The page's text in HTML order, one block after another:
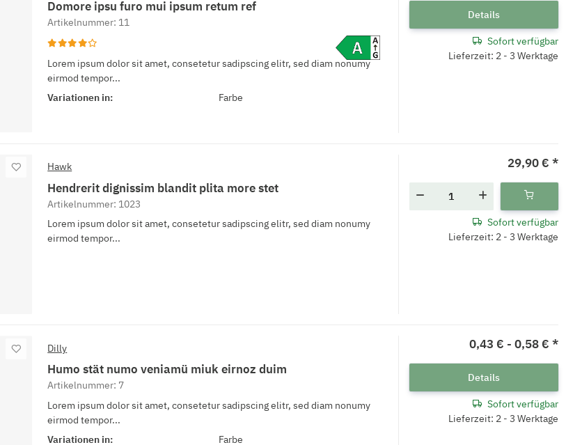
Domore ipsu furo mui ipsum retum ref
Artikelnummer: 11
Lorem ipsum dolor sit amet, consetetur sadipscing elitr, sed diam nonumy
eirmod tempor...
Variationen in:
Farbe
Details
Sofort verfügbar
Lieferzeit: 2 - 3 Werktage
Hawk
Hendrerit dignissim blandit plita more stet
Artikelnummer: 1023
Lorem ipsum dolor sit amet, consetetur sadipscing elitr, sed diam nonumy
eirmod tempor...
29,90 € *
Sofort verfügbar
Lieferzeit: 2 - 3 Werktage
Dilly
Humo stät numo veniamü miuk eirnoz duim
Artikelnummer: 7
Lorem ipsum dolor sit amet, consetetur sadipscing elitr, sed diam nonumy
eirmod tempor...
Variationen in:
Farbe
0,43 € - 0,58 € *
Details
Sofort verfügbar
Lieferzeit: 2 - 3 Werktage